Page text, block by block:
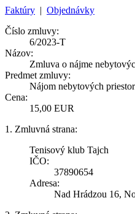
Faktúry | Objednávky
Číslo zmluvy:
6/2023-T
Názov:
Zmluva o nájme
Predmet zmluvy:
Nájom nebytových
Cena:
15,00 EUR
1. Zmluvná strana:
Tenisový klub Tajch
IČO:
37890654
Adresa:
Nad Hrádzou 16,